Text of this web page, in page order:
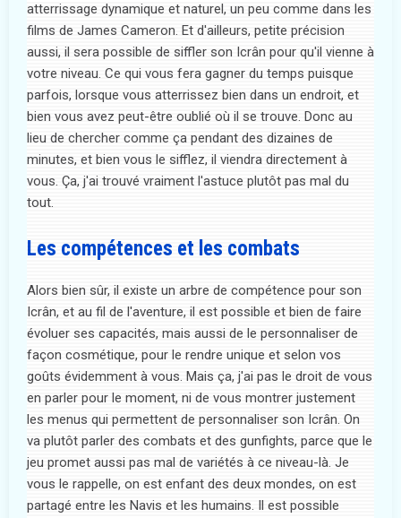
atterrissage dynamique et naturel, un peu comme dans les
films de James Cameron. Et d'ailleurs, petite précision
aussi, il sera possible de siffler son Icrân pour qu'il vienne à
votre niveau. Ce qui vous fera gagner du temps puisque
parfois, lorsque vous atterrissez bien dans un endroit, et
bien vous avez peut-être oublié où il se trouve. Donc au
lieu de chercher comme ça pendant des dizaines de
minutes, et bien vous le sifflez, il viendra directement à
vous. Ça, j'ai trouvé vraiment l'astuce plutôt pas mal du
tout.
Les compétences et les combats
Alors bien sûr, il existe un arbre de compétence pour son
Icrân, et au fil de l'aventure, il est possible et bien de faire
évoluer ses capacités, mais aussi de le personnaliser de
façon cosmétique, pour le rendre unique et selon vos
goûts évidemment à vous. Mais ça, j'ai pas le droit de vous
en parler pour le moment, ni de vous montrer justement
les menus qui permettent de personnaliser son Icrân. On
va plutôt parler des combats et des gunfights, parce que le
jeu promet aussi pas mal de variétés à ce niveau-là. Je
vous le rappelle, on est enfant des deux mondes, on est
partagé entre les Navis et les humains. Il est possible